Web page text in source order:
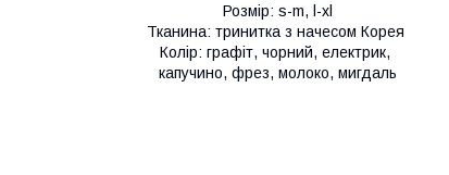
Розмір: s-m, l-xl
Тканина: тринитка з начесом Корея
Колір: графіт, чорний, електрик,
капучино, фрез, молоко, мигдаль